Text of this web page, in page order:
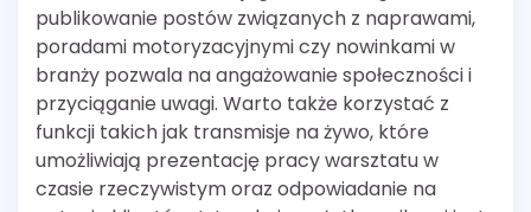
publikowanie postów związanych z naprawami,
poradami motoryzacyjnymi czy nowinkami w
branży pozwala na angażowanie społeczności i
przyciąganie uwagi. Warto także korzystać z
funkcji takich jak transmisje na żywo, które
umożliwiają prezentację pracy warsztatu w
czasie rzeczywistym oraz odpowiadanie na